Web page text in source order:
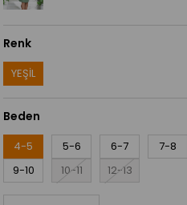
Renk
YEŞİL
Beden
4-5 5-6 6-7 7-8
9-10
10-11 12-13